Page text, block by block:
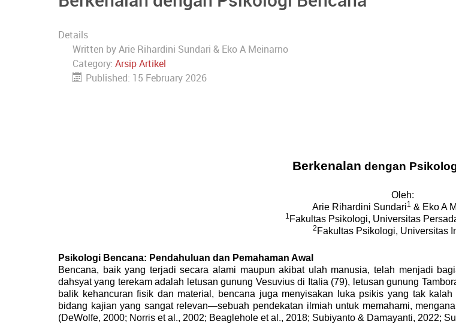
Details
Written byArie Rihardini Sundari & Eko A Meinarno
Category: Arsip Artikel
Published: 15 February 2026
Berkenalan dengan
Oleh:
Arie Rihardini Sundari1 & Eko A
1 Fakultas Psikologi, Universitas
2 Fakultas Psikologi, Universitas
Psikologi Bencana: Pendahuluan dan Pemahaman Awal
Bencana, baik yang terjadi secara alami maupun akibat ulah manusia, telah menjadi
dahsyat yang terekam adalah letusan gunung Vesuvius di Italia (79), letusan gunung
balik kehancuran fisik dan material, bencana juga menyisakan luka psikis yang tak
bidang kajian yang sangat relevan—sebuah pendekatan ilmiah untuk memahami,
(DeWolfe, 2000; Norris et al., 2002; Beaglehole et al., 2018; Subiyanto & Damayanti, 2022;